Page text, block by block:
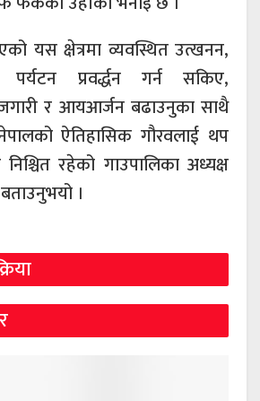
यस क्षेत्रमा व्यवस्थित उत्खनन,
प्रवर्द्धन गर्न सकिए,
र आयआर्जन बढाउनुका साथै
ऐतिहासिक गौरवलाई थप
निश्चित रहेको गाउपालिका अध्यक्ष
।